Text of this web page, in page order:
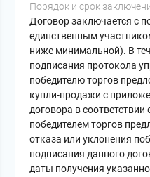
Порядок и срок
Договор заключается с
единственным
ниже минимальной). В
подписания протокола
победителю торгов
купли-продажи с
договора в
победителем торгов
отказа или уклонения
подписания данного
даты получения